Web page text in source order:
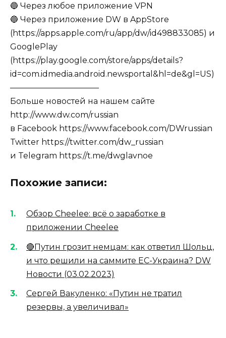
🔵 Через любое приложение VPN
🔵 Через приложение DW в AppStore
(https://apps.apple.com/ru/app/dw/id498833085) и
GooglePlay
(https://play.google.com/store/apps/details?
id=com.idmedia.android.newsportal&hl=de&gl=US)
———————————
Больше новостей на нашем сайте
http://www.dw.com/russian
в Facebook https://www.facebook.com/DWrussian
Twitter https://twitter.com/dw_russian
и Telegram https://t.me/dwglavnoe
Похожие записи:
Обзор Cheelee: всё о заработке в
приложении Cheelee
🔴Путин грозит немцам: как ответил Шольц,
и что решили на саммите ЕС-Украина? DW
Новости (03.02.2023)
Сергей Вакуленко: «Путин не тратил
резервы, а увеличивал»